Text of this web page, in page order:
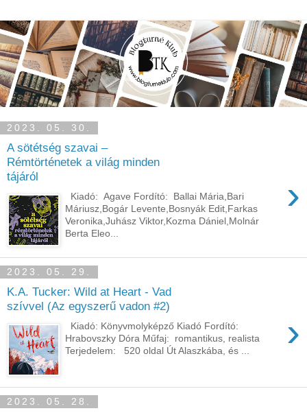
2023. 05. 30.
A sötétség szavai –
Rémtörténetek a világ minden
tájáról
›
Kiadó: Agave Fordító: Ballai Mária,Bari
Máriusz,Bogár Levente,Bosnyák Edit,Farkas
Veronika,Juhász Viktor,Kozma Dániel,Molnár
Berta Eleo...
2023. 05. 29.
K.A. Tucker: Wild at Heart - Vad
szívvel (Az egyszerű vadon #2)
›
Kiadó: Könyvmolyképző Kiadó Fordító:
Hrabovszky Dóra Műfaj: romantikus, realista
Terjedelem: 520 oldal Út ​Alaszkába, és ...
2023. 05. 28.